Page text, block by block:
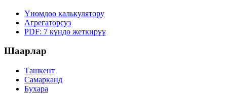
Үнөмдөө калькулятору
Агрегаторсуз
PDF: 7 күндө жеткирүү
Шаарлар
Ташкент
Самарканд
Бухара